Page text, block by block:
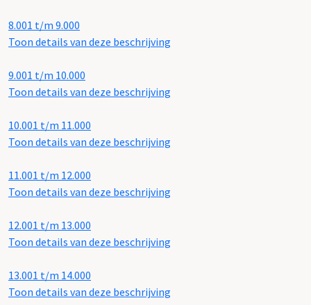
8.001 t/m 9.000
Toon details van deze beschrijving
9.001 t/m 10.000
Toon details van deze beschrijving
10.001 t/m 11.000
Toon details van deze beschrijving
11.001 t/m 12.000
Toon details van deze beschrijving
12.001 t/m 13.000
Toon details van deze beschrijving
13.001 t/m 14.000
Toon details van deze beschrijving